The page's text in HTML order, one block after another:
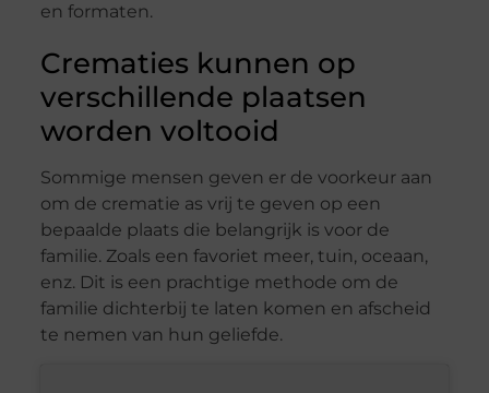
en formaten.
Crematies kunnen op
verschillende plaatsen
worden voltooid
Sommige mensen geven er de voorkeur aan
om de crematie as vrij te geven op een
bepaalde plaats die belangrijk is voor de
familie. Zoals een favoriet meer, tuin, oceaan,
enz. Dit is een prachtige methode om de
familie dichterbij te laten komen en afscheid
te nemen van hun geliefde.